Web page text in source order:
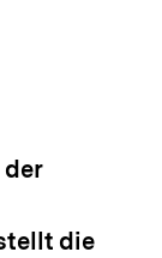
der
die